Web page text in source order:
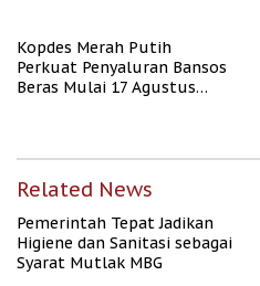
Kopdes Merah Putih
Perkuat Penyaluran Bansos
Beras Mulai 17 Agustus
Related News
Pemerintah Tepat Jadikan
Higiene dan Sanitasi sebagai
Syarat Mutlak MBG